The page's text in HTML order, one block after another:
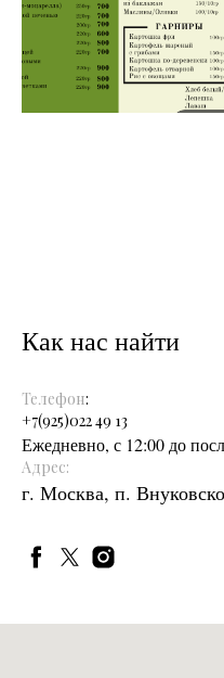
Как нас найти
Телефон:
+7(925)022 49 13
Ежедневно, с 12:00 до
Адрес:
г. Москва, п.